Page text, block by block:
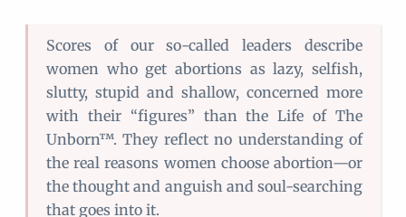
Scores of our so-called leaders describe
women who get abortions as lazy, selfish,
slutty, stupid and shallow, concerned more
with their “figures” than the Life of The
Unborn™. They reflect no understanding of
the real reasons women choose abortion—or
the thought and anguish and soul-searching
that goes into it.